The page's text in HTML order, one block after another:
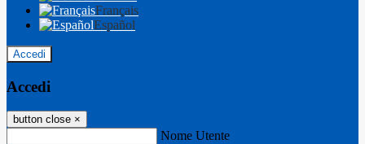
Français
Español
Accedi
Accedi
button close ×
Nome Utente